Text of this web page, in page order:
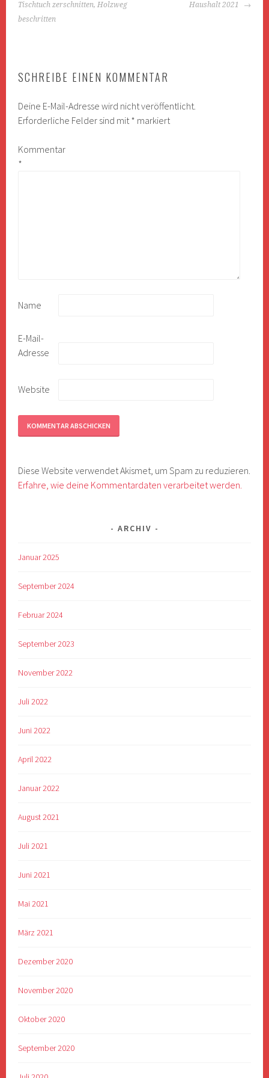
Tischtuch zerschnitten, Holzweg
beschritten
Haushalt 2021
SCHREIBE EINEN KOMMENTAR
Deine E-Mail-Adresse wird nicht veröffentlicht.
Erforderliche Felder sind mit * markiert
Kommentar
*
Name
E-Mail-
Adresse
Website
Diese Website verwendet Akismet, um Spam zu reduzieren.
Erfahre, wie deine Kommentardaten verarbeitet werden.
ARCHIV
Januar 2025
September 2024
Februar 2024
September 2023
November 2022
Juli 2022
Juni 2022
April 2022
Januar 2022
August 2021
Juli 2021
Juni 2021
Mai 2021
März 2021
Dezember 2020
November 2020
Oktober 2020
September 2020